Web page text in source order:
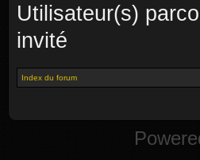
Utilisateur(s)
invité
Index du forum